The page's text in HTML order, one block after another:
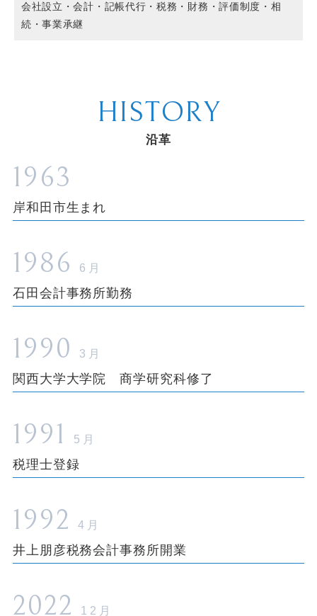
会社設立・会計・記帳代行・税務・財務・評価制度・相
続・事業承継
HISTORY
沿革
1963
岸和田市生まれ
1986 6月
石田会計事務所勤務
1990 3月
関西大学大学院 商学研究科修了
1991 5月
税理士登録
1992 4月
井上朋彦税務会計事務所開業
2022 12月